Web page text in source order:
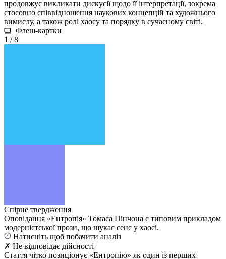
продовжує викликати дискусії щодо її інтерпретації, зокрема
стосовно співвідношення наукових концепцій та художнього
вимислу, а також ролі хаосу та порядку в сучасному світі.
Флеш-картки
1 / 8
Спірне твердження
Оповідання «Ентропія» Томаса Пінчона є типовим прикладом
модерністської прози, що шукає сенс у хаосі.
Натисніть щоб побачити аналіз
✗ Не відповідає дійсності
Стаття чітко позиціонує «Ентропію» як один із перших